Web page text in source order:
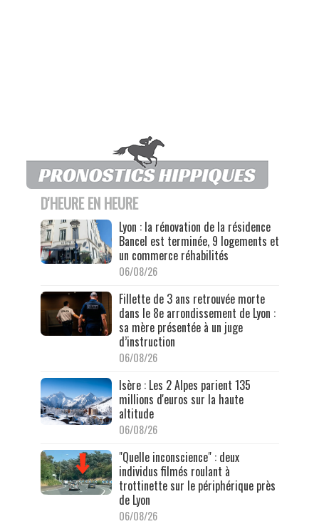
D'HEURE EN HEURE
Lyon : la rénovation de la résidence
Bancel est terminée, 9 logements et
un commerce réhabilités
06/08/26
Fillette de 3 ans retrouvée morte
dans le 8e arrondissement de Lyon :
sa mère présentée à un juge
d’instruction
06/08/26
Isère : Les 2 Alpes parient 135
millions d'euros sur la haute
altitude
06/08/26
"Quelle inconscience" : deux
individus filmés roulant à
trottinette sur le périphérique près
de Lyon
06/08/26